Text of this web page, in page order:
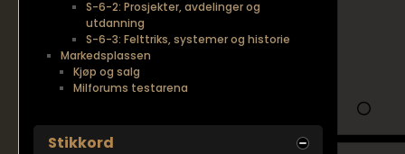
S-6-2: Prosjekter, avdelinger og
utdanning
S-6-3: Felttriks, systemer og historie
Markedsplassen
Kjøp og salg
Milforums testarena
Stikkord